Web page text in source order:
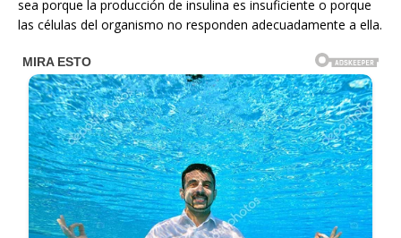
sea porque la producción de insulina es insuficiente o porque
las células del organismo no responden adecuadamente a ella.